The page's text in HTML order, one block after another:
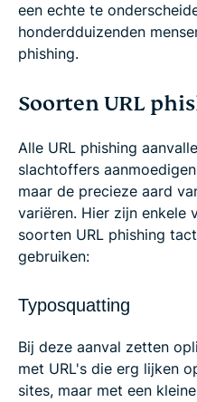
een echte te
honderdduizenden
phishing.
Soorten URL
Alle URL phishing
slachtoffers
maar de precieze aard
variëren. Hier zijn enkele
soorten URL phishing
gebruiken:
Typosquatting
Bij deze aanval zetten
met URL's die erg lijken
sites, maar met een